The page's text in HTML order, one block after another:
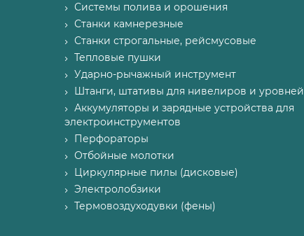
Системы полива и орошения
Станки камнерезные
Станки строгальные, рейсмусовые
Тепловые пушки
Ударно-рычажный инструмент
Штанги, штативы для нивелиров и уровней
Аккумуляторы и зарядные устройства для
электроинструментов
Перфораторы
Отбойные молотки
Циркулярные пилы (дисковые)
Электролобзики
Термовоздуходувки (фены)